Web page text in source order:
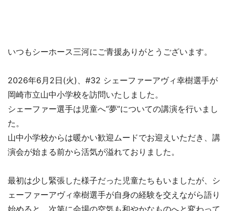
いつもシーホース三河にご青援ありがとうございます。
2026年6月2日(火)、#32 シェーファーアヴィ幸樹選手が
岡崎市立山中小学校を訪問いたしました。
シェーファー選手は児童へ“夢”についての講演を行いまし
た。
山中小学校からは暖かい歓迎ムードでお迎えいただき、講
演会が始まる前から活気が溢れておりました。
最初は少し緊張した様子だった児童たちもいましたが、シ
ェーファーアヴィ幸樹選手が自身の経験を交えながら語り
始めると、次第に会場の空気も和やかなものへと変わって